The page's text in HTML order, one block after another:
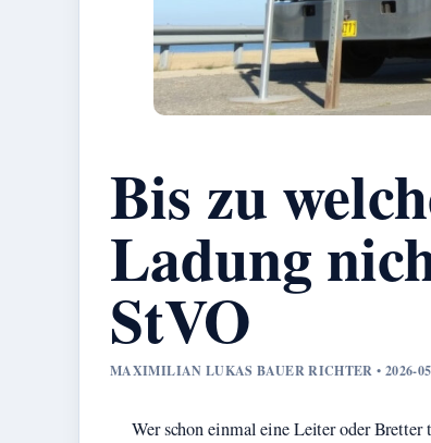
Bis zu
Ladung
StVO
MAXIMILIAN LUKAS BAUER RICHTER • 2026-
Wer schon einmal eine Leiter oder